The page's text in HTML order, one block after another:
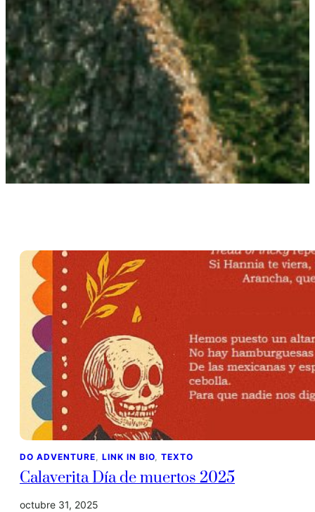
DO ADVENTURE, LINK IN BIO, TEXTO
Calaverita Día de muertos 2025
octubre 31, 2025